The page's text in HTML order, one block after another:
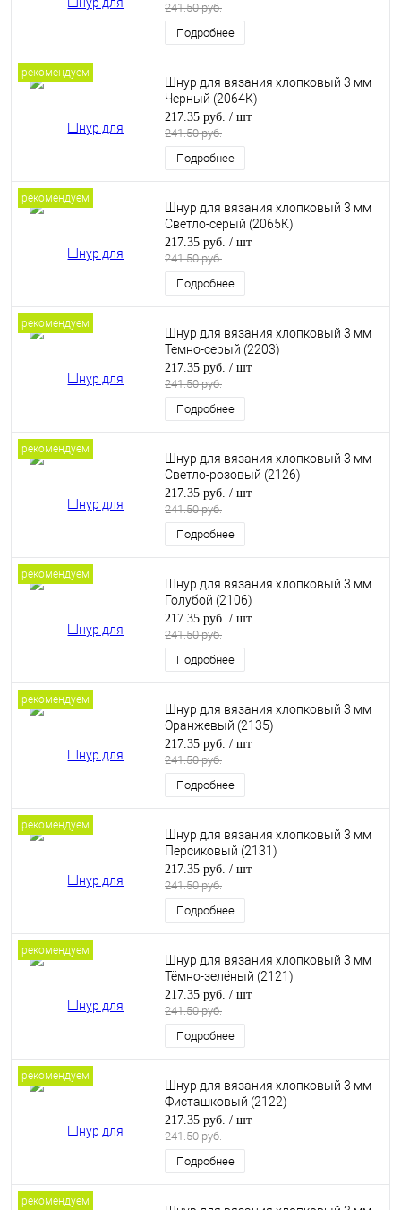
241.50 руб.
Подробнее
рекомендуем
Шнур для вязания хлопковый 3 мм
Черный (2064К)
217.35 руб. / шт
241.50 руб.
Подробнее
рекомендуем
Шнур для вязания хлопковый 3 мм
Светло-серый (2065К)
217.35 руб. / шт
241.50 руб.
Подробнее
рекомендуем
Шнур для вязания хлопковый 3 мм
Темно-серый (2203)
217.35 руб. / шт
241.50 руб.
Подробнее
рекомендуем
Шнур для вязания хлопковый 3 мм
Светло-розовый (2126)
217.35 руб. / шт
241.50 руб.
Подробнее
рекомендуем
Шнур для вязания хлопковый 3 мм
Голубой (2106)
217.35 руб. / шт
241.50 руб.
Подробнее
рекомендуем
Шнур для вязания хлопковый 3 мм
Оранжевый (2135)
217.35 руб. / шт
241.50 руб.
Подробнее
рекомендуем
Шнур для вязания хлопковый 3 мм
Персиковый (2131)
217.35 руб. / шт
241.50 руб.
Подробнее
рекомендуем
Шнур для вязания хлопковый 3 мм
Тёмно-зелёный (2121)
217.35 руб. / шт
241.50 руб.
Подробнее
рекомендуем
Шнур для вязания хлопковый 3 мм
Фисташковый (2122)
217.35 руб. / шт
241.50 руб.
Подробнее
рекомендуем